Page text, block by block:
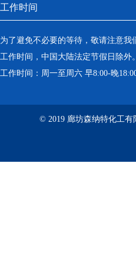
工作时间
为了避免不必要的等待，敬请注意我
工作时间，中国大陆法定节假日除外。
工作时间：周一至周六 早8:00-晚
© 2019 廊坊森纳特化工